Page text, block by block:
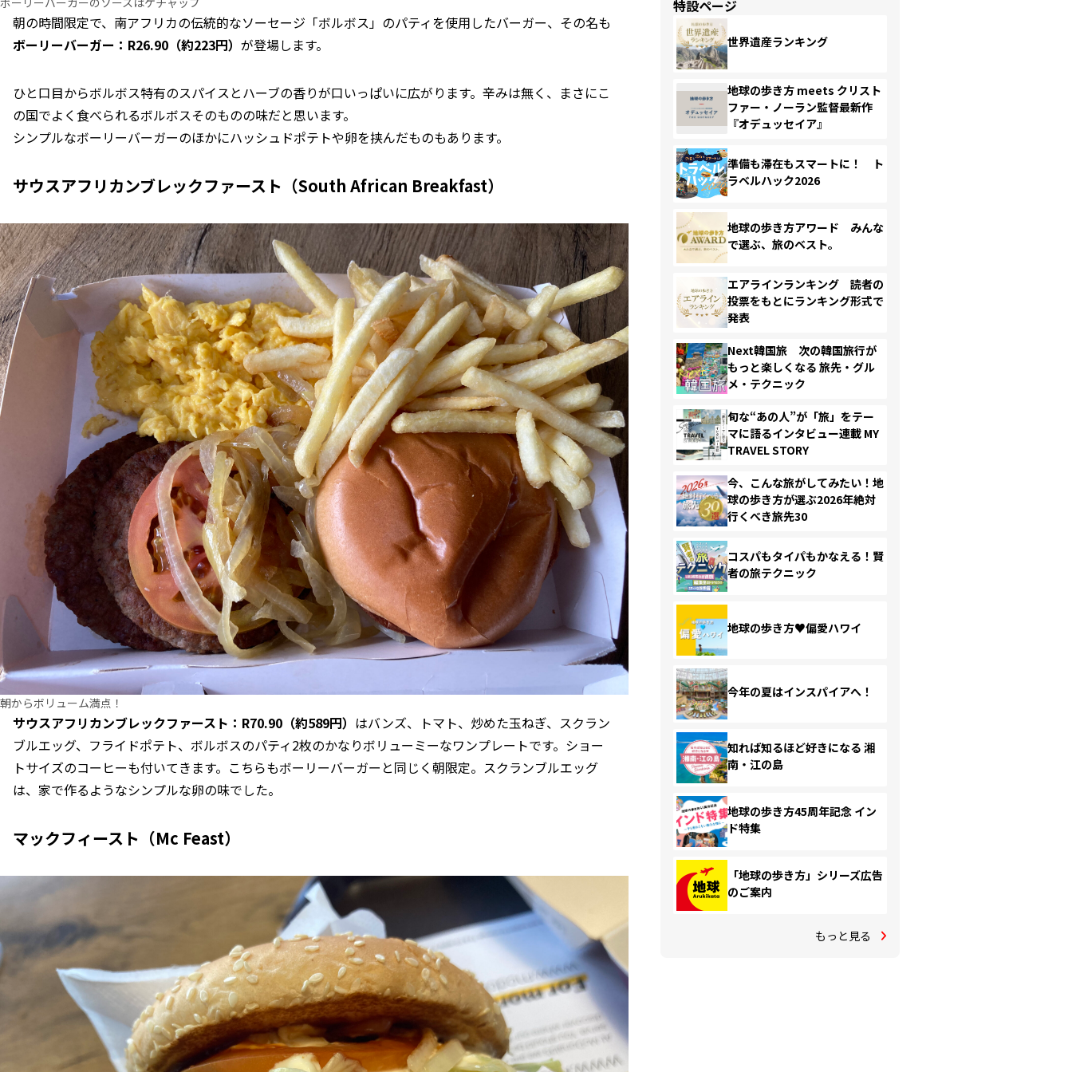
朝の時間限定で、南アフリカの伝統的なソーセージ「ボルボス」のパティを使用したバーガー、その名も
ボーリーバーガー：R26.90（約223円） が登場します。
ひと口目からボルボス特有のスパイスとハーブの香りが口いっぱいに広がります。辛みは無く、まさにこ
の国でよく食べられるボルボスそのものの味だと思います。
シンプルなボーリーバーガーのほかにハッシュドポテトや卵を挟んだものもあります。
サウスアフリカンブレックファースト（South African Breakfast）
朝からボリューム満点！
サウスアフリカンブレックファースト：R70.90（約589円） はバンズ、トマト、炒めた玉ねぎ、スクラン
ブルエッグ、フライドポテト、ボルボスのパティ2枚のかなりボリューミーなワンプレートです。ショー
トサイズのコーヒーも付いてきます。こちらもボーリーバーガーと同じく朝限定。スクランブルエッグ
は、家で作るようなシンプルな卵の味でした。
マックフィースト（Mc Feast）
特設ページ
世界遺産ランキング
地球の歩き方 meets クリスト
ファー・ノーラン監督最新作
『オデュッセイア』
準備も滞在もスマートに！ ト
ラベルハック2026
地球の歩き方アワード みんな
で選ぶ、旅のベスト。
エアラインランキング 読者の
投票をもとにランキング形式で
発表
Next韓国旅 次の韓国旅行が
もっと楽しくなる 旅先・グル
メ・テクニック
旬な“あの人”が「旅」をテー
マに語るインタビュー連載 MY
TRAVEL STORY
今、こんな旅がしてみたい！地
球の歩き方が選ぶ2026年絶対
行くべき旅先30
コスパもタイパもかなえる！賢
者の旅テクニック
地球の歩き方♥偏愛ハワイ
今年の夏はインスパイアへ！
知れば知るほど好きになる 湘
南・江の島
地球の歩き方45周年記念 イン
ド特集
「地球の歩き方」シリーズ広告
のご案内
もっと見る